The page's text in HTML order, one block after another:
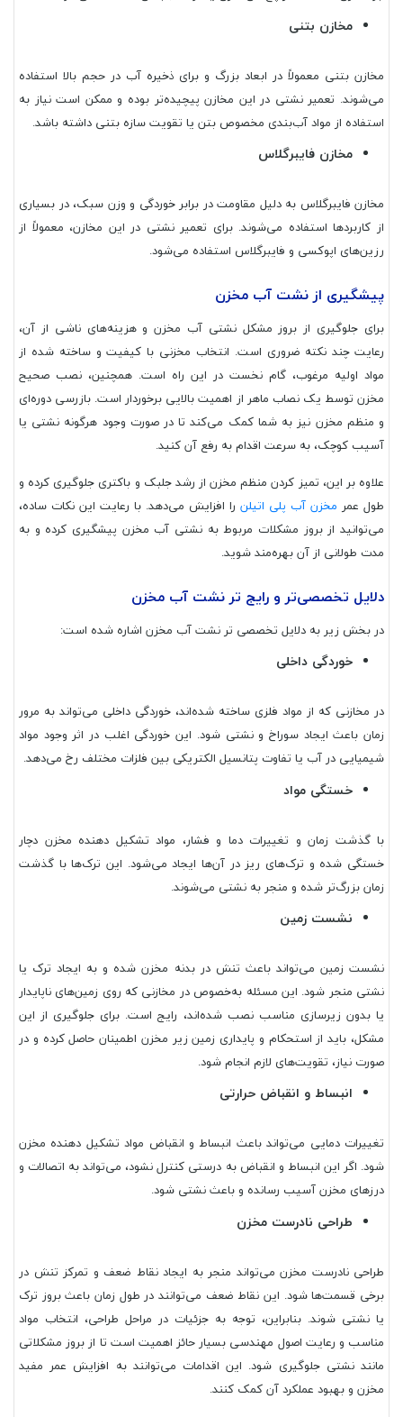
مخازن بتنی
مخازن بتنی معمولاً در ابعاد بزرگ و برای ذخیره آب در حجم بالا استفاده
می‌شوند. تعمیر نشتی در این مخازن پیچیده‌تر بوده و ممکن است نیاز به
استفاده از مواد آب‌بندی مخصوص بتن یا تقویت سازه بتنی داشته باشد.
مخازن فایبرگلاس
مخازن فایبرگلاس به دلیل مقاومت در برابر خوردگی و وزن سبک، در بسیاری
از کاربردها استفاده می‌شوند. برای تعمیر نشتی در این مخازن، معمولاً از
رزین‌های اپوکسی و فایبرگلاس استفاده می‌شود.
پیشگیری از نشت آب مخزن
برای جلوگیری از بروز مشکل نشتی آب مخزن و هزینه‌های ناشی از آن،
رعایت چند نکته ضروری است. انتخاب مخزنی با کیفیت و ساخته شده از
مواد اولیه مرغوب، گام نخست در این راه است. همچنین، نصب صحیح
مخزن توسط یک نصاب ماهر از اهمیت بالایی برخوردار است. بازرسی دوره‌ای
و منظم مخزن نیز به شما کمک می‌کند تا در صورت وجود هرگونه نشتی یا
آسیب کوچک، به سرعت اقدام به رفع آن کنید.
علاوه بر این، تمیز کردن منظم مخزن از رشد جلبک و باکتری جلوگیری کرده و
طول عمر مخزن آب پلی اتیلن را افزایش می‌دهد. با رعایت این نکات ساده،
می‌توانید از بروز مشکلات مربوط به نشتی آب مخزن پیشگیری کرده و به
مدت طولانی از آن بهره‌مند شوید.
دلایل تخصصی‌تر و رایج تر نشت آب مخزن
در بخش زیر به دلایل تخصصی تر نشت آب مخزن اشاره شده است:
خوردگی داخلی
در مخازنی که از مواد فلزی ساخته شده‌اند، خوردگی داخلی می‌تواند به مرور
زمان باعث ایجاد سوراخ و نشتی شود. این خوردگی اغلب در اثر وجود مواد
شیمیایی در آب یا تفاوت پتانسیل الکتریکی بین فلزات مختلف رخ می‌دهد.
خستگی مواد
با گذشت زمان و تغییرات دما و فشار، مواد تشکیل دهنده مخزن دچار
خستگی شده و ترک‌های ریز در آن‌ها ایجاد می‌شود. این ترک‌ها با گذشت
زمان بزرگ‌تر شده و منجر به نشتی می‌شوند.
نشست زمین
نشست زمین می‌تواند باعث تنش در بدنه مخزن شده و به ایجاد ترک یا
نشتی منجر شود. این مسئله به‌خصوص در مخازنی که روی زمین‌های ناپایدار
یا بدون زیرسازی مناسب نصب شده‌اند، رایج است. برای جلوگیری از این
مشکل، باید از استحکام و پایداری زمین زیر مخزن اطمینان حاصل کرده و در
صورت نیاز، تقویت‌های لازم انجام شود.
انبساط و انقباض حرارتی
تغییرات دمایی می‌تواند باعث انبساط و انقباض مواد تشکیل دهنده مخزن
شود. اگر این انبساط و انقباض به درستی کنترل نشود، می‌تواند به اتصالات و
درزهای مخزن آسیب رسانده و باعث نشتی شود.
طراحی نادرست مخزن
طراحی نادرست مخزن می‌تواند منجر به ایجاد نقاط ضعف و تمرکز تنش در
برخی قسمت‌ها شود. این نقاط ضعف می‌توانند در طول زمان باعث بروز ترک
یا نشتی شوند. بنابراین، توجه به جزئیات در مراحل طراحی، انتخاب مواد
مناسب و رعایت اصول مهندسی بسیار حائز اهمیت است تا از بروز مشکلاتی
مانند نشتی جلوگیری شود. این اقدامات می‌توانند به افزایش عمر مفید
مخزن و بهبود عملکرد آن کمک کنند.